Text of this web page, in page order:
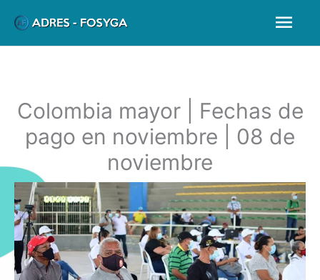
Colombia mayor | Fechas de
pago en noviembre | 08 de
noviembre